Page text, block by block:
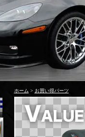
ホーム > お買い得パーツ